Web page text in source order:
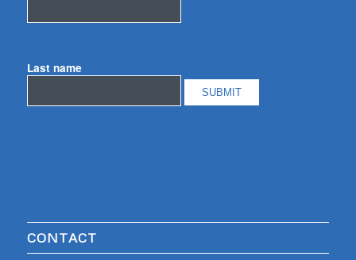
Last name
CONTACT